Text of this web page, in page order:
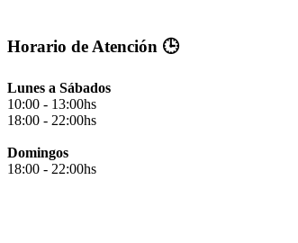
Horario de Atención 🕒
Lunes a Sábados
10:00 - 13:00hs
18:00 - 22:00hs
Domingos
18:00 - 22:00hs